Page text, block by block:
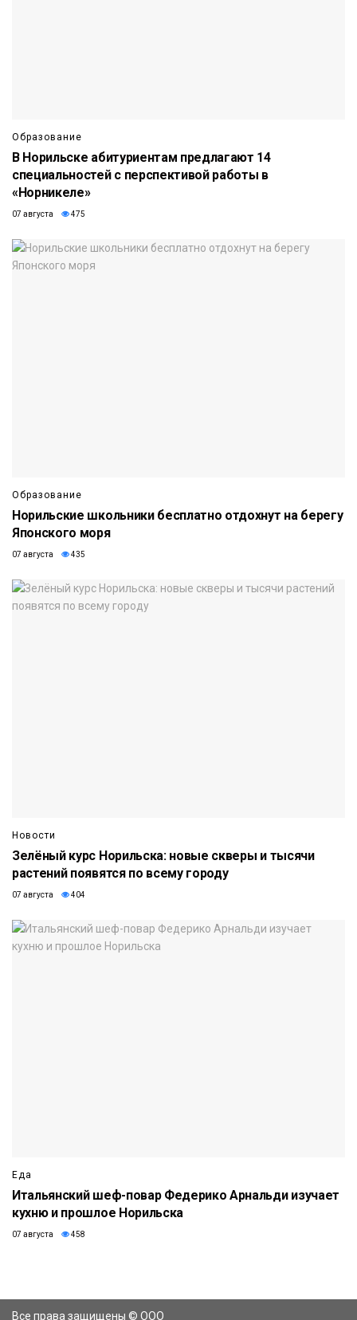
Образование
В Норильске абитуриентам предлагают 14
специальностей с перспективой работы в
«Норникеле»
07 августа 475
Образование
Норильские школьники бесплатно отдохнут на берегу
Японского моря
07 августа 435
Новости
Зелёный курс Норильска: новые скверы и тысячи
растений появятся по всему городу
07 августа 404
Еда
Итальянский шеф-повар Федерико Арнальди изучает
кухню и прошлое Норильска
07 августа 458
Все права защищены © ООО